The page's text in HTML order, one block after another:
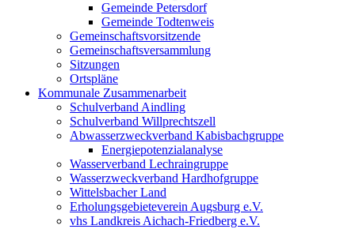
Gemeinde Petersdorf
Gemeinde Todtenweis
Gemeinschaftsvorsitzende
Gemeinschaftsversammlung
Sitzungen
Ortspläne
Kommunale Zusammenarbeit
Schulverband Aindling
Schulverband Willprechtszell
Abwasserzweckverband Kabisbachgruppe
Energiepotenzialanalyse
Wasserverband Lechraingruppe
Wasserzweckverband Hardhofgruppe
Wittelsbacher Land
Erholungsgebieteverein Augsburg e.V.
vhs Landkreis Aichach-Friedberg e.V.